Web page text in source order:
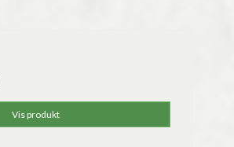
Vis produkt